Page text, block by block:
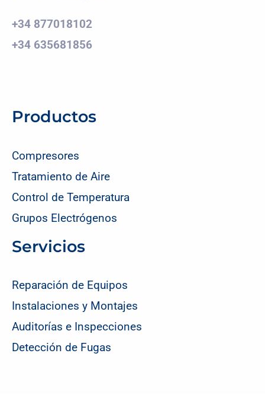
+34 877018102
+34 635681856
Productos
Compresores
Tratamiento de Aire
Control de Temperatura
Grupos Electrógenos
Servicios
Reparación de Equipos
Instalaciones y Montajes
Auditorías e Inspecciones
Detección de Fugas